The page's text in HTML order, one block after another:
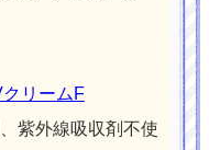
リームF
紫外線吸収剤不使